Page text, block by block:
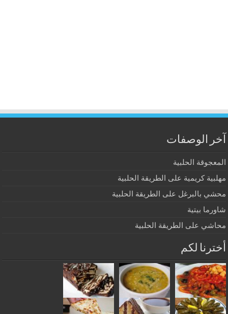
آخر الوصفات
المعجوقة الحلبية
مهلبية كريمية على الطريقة الحلبية
محشي بالبرغل على الطريقة الحلبية
شاورما بيتية
محاشي على الطريقة الحلبية
أخترنا لكم